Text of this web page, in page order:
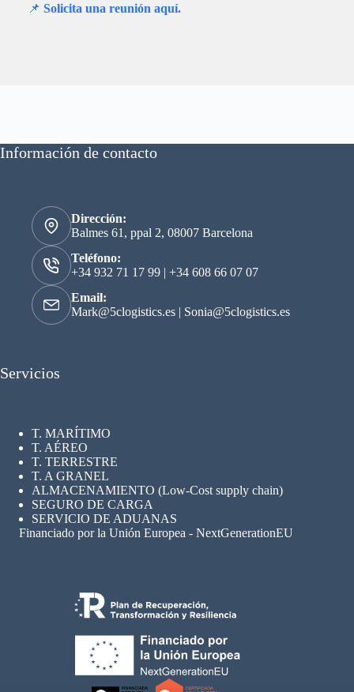
📌 Solicita una reunión aquí.
Información de contacto
Dirección:
Balmes 61, ppal 2, 08007 Barcelona
Teléfono:
+34 932 71 17 99 | +34 608 66 07 07
Email:
Mark@5clogistics.es | Sonia@5clogistics.es
Servicios
T. MARÍTIMO
T. AÉREO
T. TERRESTRE
T. A GRANEL
ALMACENAMIENTO (Low-Cost supply chain)
SEGURO DE CARGA
SERVICIO DE ADUANAS
Financiado por la Unión Europea - NextGenerationEU